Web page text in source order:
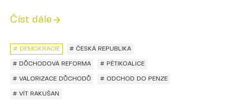
Číst dále
# DEMOKRACIE # ČESKÁ REPUBLIKA
# DŮCHODOVÁ REFORMA # PĚTIKOALICE
# VALORIZACE DŮCHODŮ # ODCHOD DO PENZE
# VÍT RAKUŠAN